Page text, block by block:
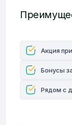
Акция
Бонусы
Рядом с